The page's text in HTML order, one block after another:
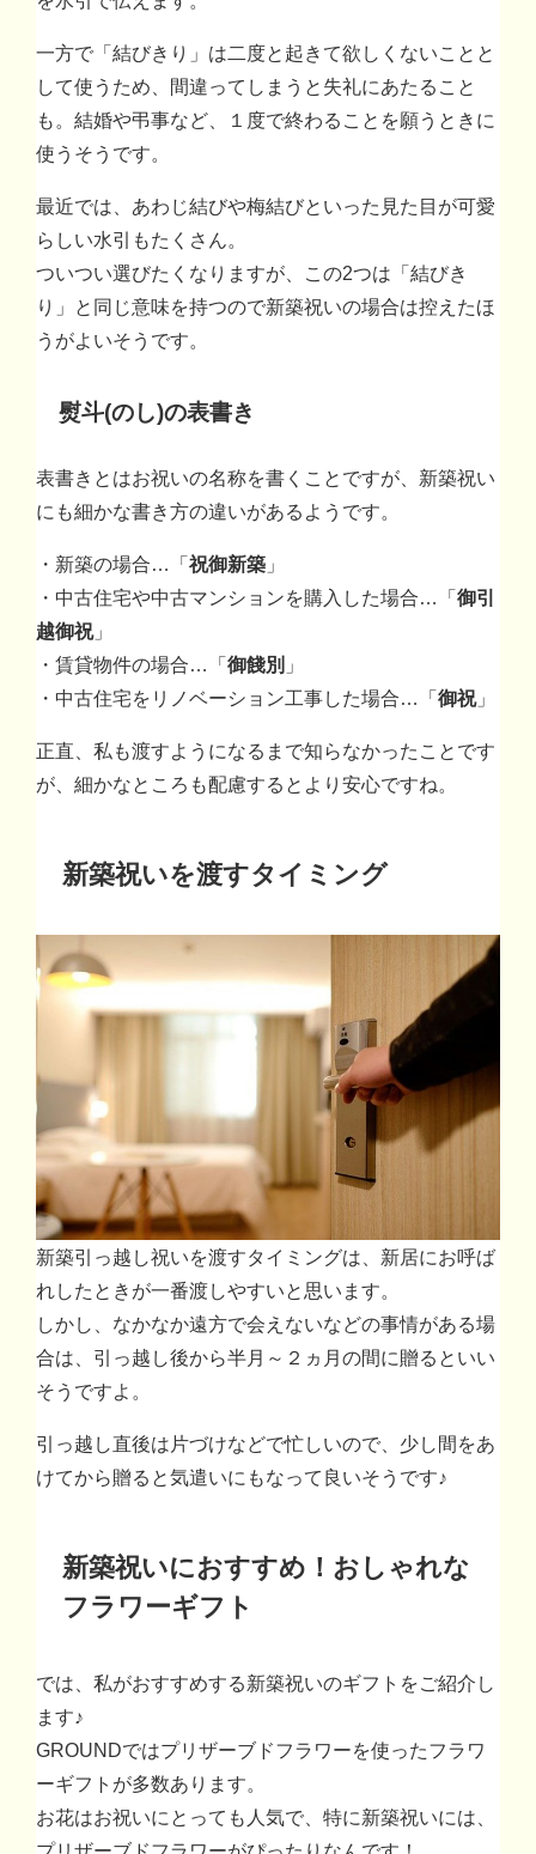
一方で「結びきり」は二度と起きて欲しくないことと
して使うため、間違ってしまうと失礼にあたること
も。結婚や弔事など、１度で終わることを願うときに
使うそうです。
最近では、あわじ結びや梅結びといった見た目が可愛
らしい水引もたくさん。
ついつい選びたくなりますが、この2つは「結びき
り」と同じ意味を持つので新築祝いの場合は控えたほ
うがよいそうです。
熨斗(のし)の表書き
表書きとはお祝いの名称を書くことですが、新築祝い
にも細かな書き方の違いがあるようです。
・新築の場合…「 祝御新築 」
・中古住宅や中古マンションを購入した場合…「 御引
越御祝」
・賃貸物件の場合…「 御餞別 」
・中古住宅をリノベーション工事した場合…「 御祝」
正直、私も渡すようになるまで知らなかったことです
が、細かなところも配慮するとより安心ですね。
新築祝いを渡すタイミング
新築引っ越し祝いを渡すタイミングは、新居にお呼ば
れしたときが一番渡しやすいと思います。
しかし、なかなか遠方で会えないなどの事情がある場
合は、引っ越し後から半月～２ヵ月の間に贈るといい
そうですよ。
引っ越し直後は片づけなどで忙しいので、少し間をあ
けてから贈ると気遣いにもなって良いそうです♪
新築祝いにおすすめ！おしゃれな
フラワーギフト
では、私がおすすめする新築祝いのギフトをご紹介し
ます♪
GROUNDではプリザーブドフラワーを使ったフラワ
ーギフトが多数あります。
お花はお祝いにとっても人気で、特に新築祝いには、